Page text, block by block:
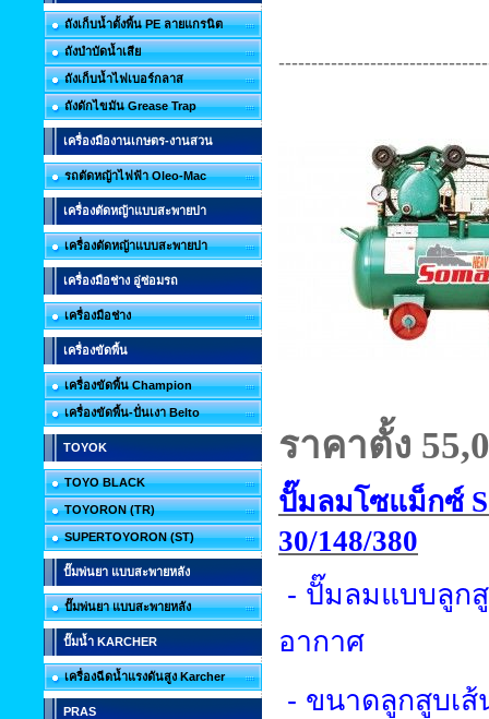
ถังเก็บน้ำตั้งพื้น PE ลายแกรนิต
ถังบำบัดน้ำเสีย
ถังเก็บน้ำไฟเบอร์กลาส
ถังดักไขมัน Grease Trap
เครื่องมืองานเกษตร-งานสวน
รถตัดหญ้าไฟฟ้า Oleo-Mac
เครื่องตัดหญ้าแบบสะพายบ่า
เครื่องตัดหญ้าแบบสะพายบ่า
เครื่องมือช่าง อู่ซ่อมรถ
เครื่องมือช่าง
เครื่องขัดพื้น
เครื่องขัดพื้น Champion
เครื่องขัดพื้น-ปั่นเงา Belto
TOYOK
TOYO BLACK
TOYORON (TR)
SUPERTOYORON (ST)
ปั๊มพ่นยา แบบสะพายหลัง
ปั๊มพ่นยา แบบสะพายหลัง
ปั๊มน้ำ KARCHER
เครื่องฉีดน้ำแรงดันสูง Karcher
PRAS
ราคาตั้ง 55,
ปั๊มลมโซแม็กซ์
30/148/380
- ปั๊มลมแบบลูก
อากาศ
- ขนาดลูกสูบเ